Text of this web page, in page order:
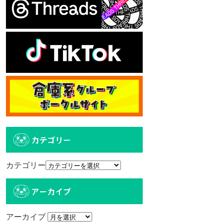
カテゴリー
カテゴリー
アーカイブ
アーカイブ